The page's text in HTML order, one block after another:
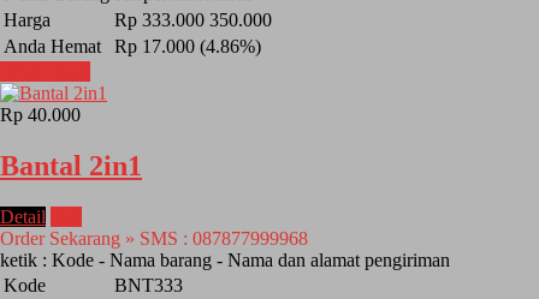
Harga
Rp 333.000 350.000
Anda Hemat
Rp 17.000 (4.86%)
Rp 40.000
Bantal 2in1
Detail
Order Sekarang » SMS : 087877999968
ketik : Kode - Nama barang - Nama dan alamat pengiriman
Kode
BNT333